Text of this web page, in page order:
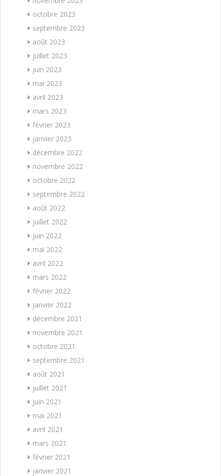
octobre 2023
septembre 2023
août 2023
juillet 2023
juin 2023
mai 2023
avril 2023
mars 2023
février 2023
janvier 2023
décembre 2022
novembre 2022
octobre 2022
septembre 2022
août 2022
juillet 2022
juin 2022
mai 2022
avril 2022
mars 2022
février 2022
janvier 2022
décembre 2021
novembre 2021
octobre 2021
septembre 2021
août 2021
juillet 2021
juin 2021
mai 2021
avril 2021
mars 2021
février 2021
janvier 2021